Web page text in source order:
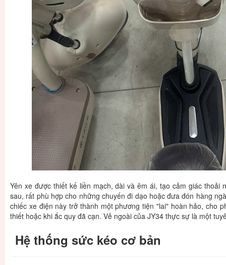
Yên xe được thiết kế liền mạch, dài và êm ái, tạo cảm giác thoải
sau, rất phù hợp cho những chuyến đi dạo hoặc đưa đón hàng
chiếc xe điện này trở thành một phương tiện "lai" hoàn hảo, cho
thiết hoặc khi ắc quy đã cạn. Vẻ ngoài của JY34 thực sự là một
Hệ thống sức kéo cơ bản